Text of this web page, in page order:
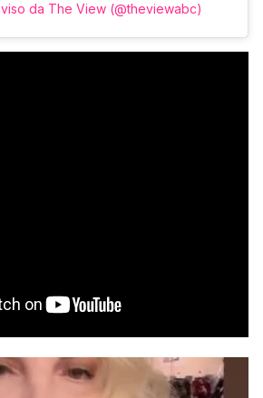
da The View (@theviewabc)